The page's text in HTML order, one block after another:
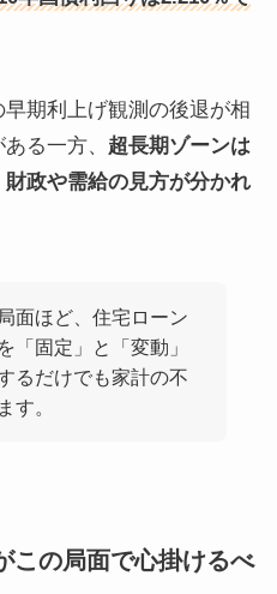
期利上げ観測の後退が相
る一方、 超長期ゾーンは
政や需給の見方が分かれ
面ほど、住宅ローン
「固定」と「変動」
るだけでも家計の不
す。
この局面で心掛けるべ